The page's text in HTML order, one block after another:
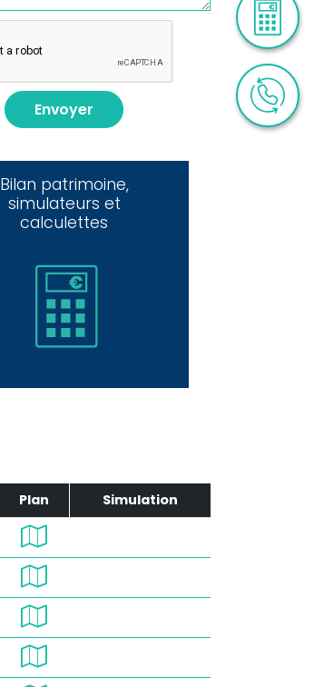
Envoyer
Bilan patrimoine,
simulateurs et
calculettes
Plan Simulation